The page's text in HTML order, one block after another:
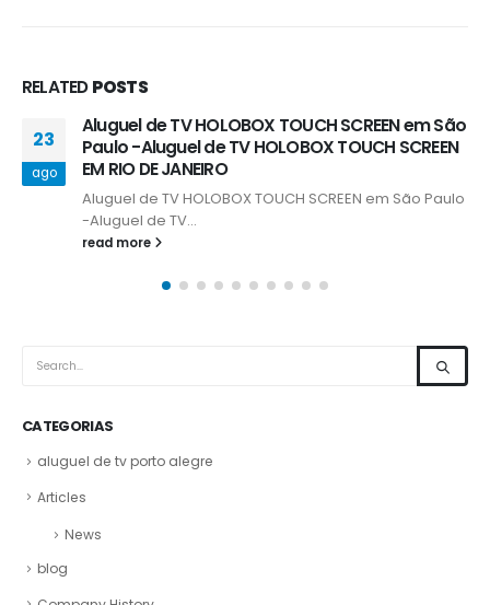
RELATEDPOSTS
03
set
Aluguel de Totem Interativo Touch Screen
Curvo 22”
Aluguel de Totem Interativo
Touch Screen Curvo 22''
CATEGORIAS
Articles
News